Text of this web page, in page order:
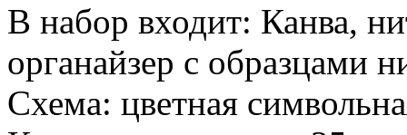
В набор входит: Канва,
органайзер с образцами
Схема: цветная